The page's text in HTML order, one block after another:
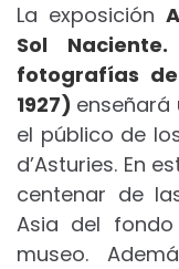
La exposición
Sol
fotografías
1927) enseñará
el público de
d’Asturies. En
centenar de
Asia del
museo.